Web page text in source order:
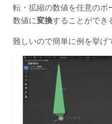
転・拡縮の数値を任意のボ
数値に変換することができ
難しいので簡単に例を挙げ